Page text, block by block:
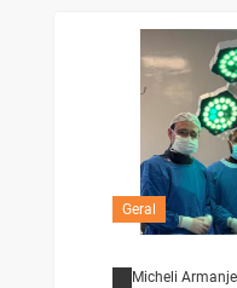
Geral
Micheli Armanje